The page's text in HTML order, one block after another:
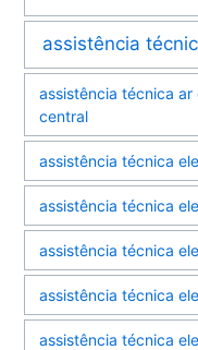
assistência
assistência técnica
central
assistência técnica
assistência técnica
assistência técnica
assistência técnica
assistência técnica